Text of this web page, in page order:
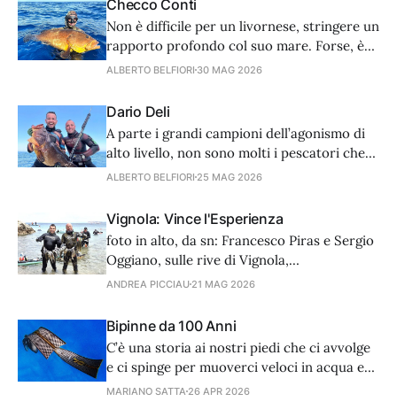
Checco Conti
Non è difficile per un livornese, stringere un
rapporto profondo col suo mare. Forse, è
per questo, per essere libero di immergersi
mondo di sotto che Francesco ha
rinunciato, senza nessun pentimento, a una
promettente carriera agonistica.
ALBERTO BELFIORI 30 MAG 2026
Dario Deli
A parte i grandi campioni dell’agonismo di
alto livello, non sono molti i pescatori che
hanno sparato in più mari del mondo. Dario
intervista ci racconta anche delle sue
esperienze, tra Mare d’Irlanda, Baltico e
oceani Atlantico e Pacifico.
ALBERTO BELFIORI 25 MAG 2026
Vignola: Vince l'Esperienza
foto in alto, da sn: Francesco Piras e Sergio
Oggiano, sulle rive di Vignola,
rispettivamente secondo e primo
grandi giornate di pesca spesso nascono da
un mix perfetto di condizioni favorevoli,
conoscenza del campo gara ed esperienza.
Ed è esattamente quello che è accaduto
ANDREA PICCIAU 21 MAG 2026
Bipinne da 100 Anni
C’è una storia ai nostri piedi che ci avvolge
e ci spinge per muoverci veloci in acqua e
andare sotto, sempre di più. È una storia
MARIANO SATTA 26 APR 2026